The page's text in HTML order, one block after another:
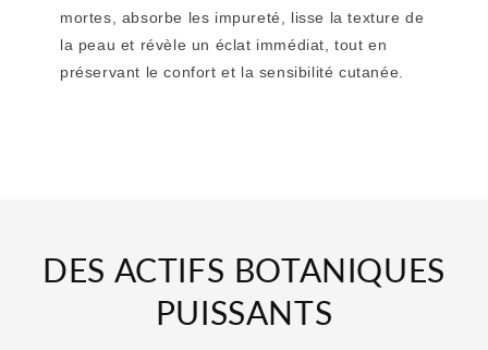
mortes, absorbe les impureté, lisse la texture de
la peau et révèle un éclat immédiat, tout en
préservant le confort et la sensibilité cutanée.
DES ACTIFS BOTANIQUES
PUISSANTS